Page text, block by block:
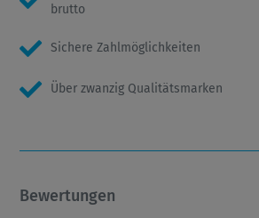
brutto
Sichere Zahlmöglichkeiten
Über zwanzig Qualitätsmarken
Bewertungen